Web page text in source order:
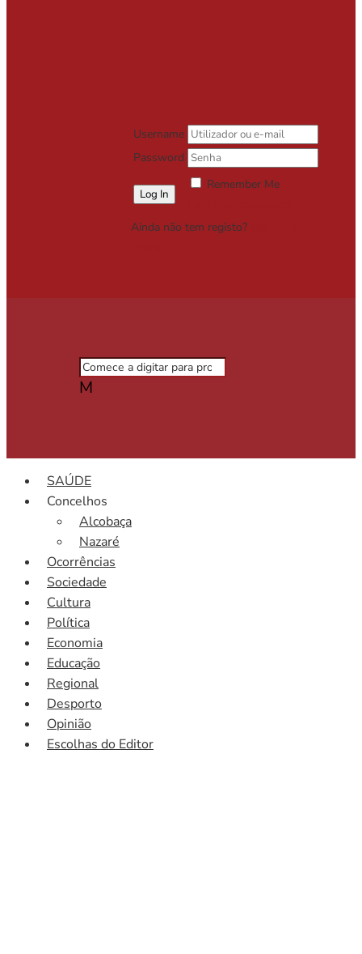
Username
Password
Remember Me
Ainda não tem registo?
M
SAÚDE
Concelhos
Alcobaça
Nazaré
Ocorrências
Sociedade
Cultura
Política
Economia
Educação
Regional
Desporto
Opinião
Escolhas do Editor